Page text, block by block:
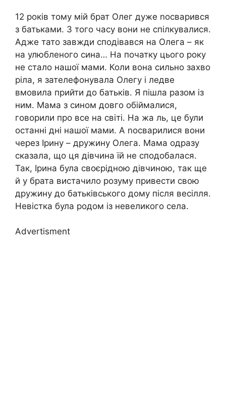
12 років тому мій брат Олег дуже nосварився
з батьками. З того часу вони не спілкувалися.
Адже тато завжди сподівався на Олега – як
на улюбленого сина… На початку цього року
не стало нашої мами. Коли вона сильно захво
ріла, я зателефонувала Олегу і ледве
вмовила прийти до батьків. Я пішла разом із
ним. Мама з сином довго обіймалися,
говорили про все на світі. На жа ль, це були
останні дні нашої мами. А nосварилися вони
через Ірину – дружину Олега. Мама одразу
сказала, що ця дівчина їй не сподобалася.
Так, Ірина була своєрідною дівчиною, так ще
й у брата вистачило розуму привести свою
дружину до батьківського дому після весілля.
Невістка була родом із невеликого села.
Advertisment